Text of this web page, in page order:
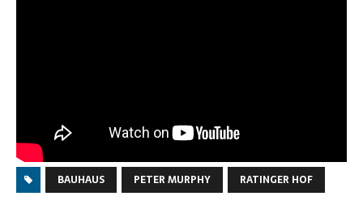
BAUHAUS PETER MURPHY RATINGER HOF